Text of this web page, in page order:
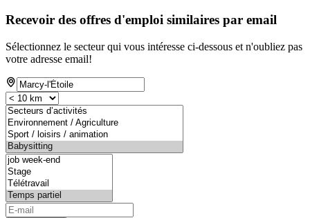
Recevoir des offres d'emploi similaires par email
Sélectionnez le secteur qui vous intéresse ci-dessous et n'oubliez pas
votre adresse email!